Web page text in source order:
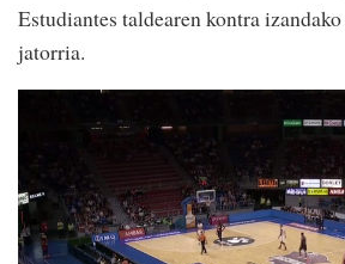
Estudiantes taldearen kontra
jatorria.